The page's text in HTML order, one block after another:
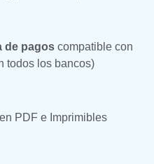
de pagos compatible con
todos los bancos)
en PDF e Imprimibles